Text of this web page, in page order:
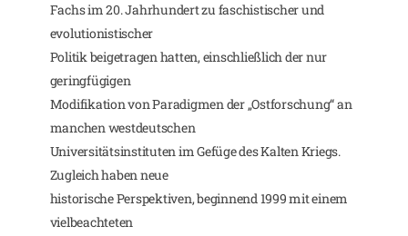
Fachs im 20. Jahrhundert zu faschistischer und
evolutionistischer
Politik beigetragen hatten, einschließlich der nur
geringfügigen
Modifikation von Paradigmen der „Ostforschung“ an
manchen westdeutschen
Universitätsinstituten im Gefüge des Kalten Kriegs.
Zugleich haben neue
historische Perspektiven, beginnend 1999 mit einem
vielbeachteten